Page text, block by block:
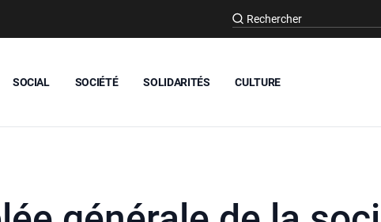
SOCIAL SOCIÉTÉ SOLIDARITÉS CULTURE